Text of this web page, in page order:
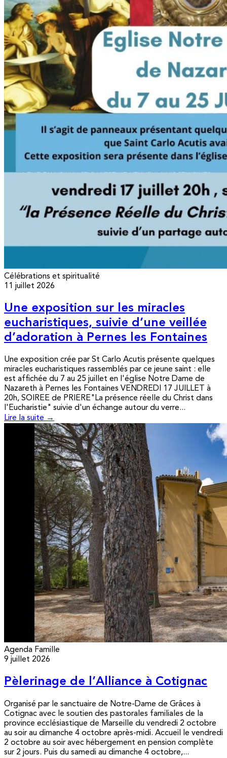
Célébrations et spiritualité
11 juillet 2026
Une exposition sur les miracles
eucharistiques, suivie d’une veillée
d’adoration à Pernes les Fontaines
Une exposition crée par St Carlo Acutis présente quelques
miracles eucharistiques rassemblés par ce jeune saint : elle
est affichée du 7 au 25 juillet en l'église Notre Dame de
Nazareth à Pernes les Fontaines VENDREDI 17 JUILLET à
20h, SOIREE de PRIERE"La présence réelle du Christ dans
l'Eucharistie" suivie d'un échange autour du verre...
Lire la suite →
Agenda Famille
9 juillet 2026
Pèlerinage de l’Alliance à Cotignac
Organisé par le sanctuaire de Notre-Dame de Grâces à
Cotignac avec le soutien des pastorales familiales de la
province ecclésiastique de Marseille du vendredi 2 octobre
au soir au dimanche 4 octobre après-midi. Accueil le vendredi
2 octobre au soir avec hébergement en pension complète
sur 2 jours. Puis du samedi au dimanche 4 octobre,...